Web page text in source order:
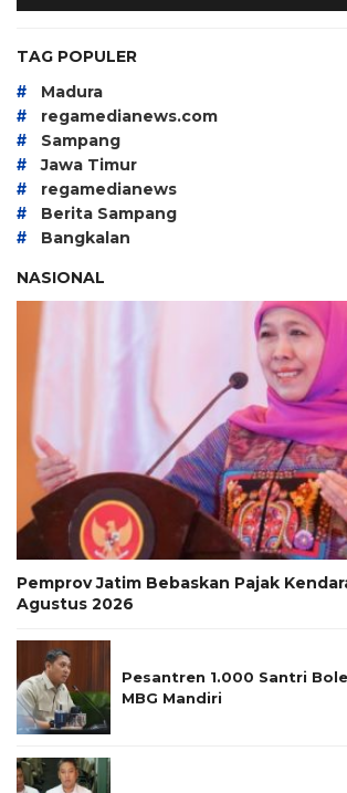
TAG POPULER
# Madura
# regamedianews.com
# Sampang
# Jawa Timur
# regamedianews
# Berita Sampang
#
Bangkalan
NASIONAL
Pemprov Jatim Bebaskan Pajak
Agustus 2026
Pesantren 1.000 Santri
MBG Mandiri